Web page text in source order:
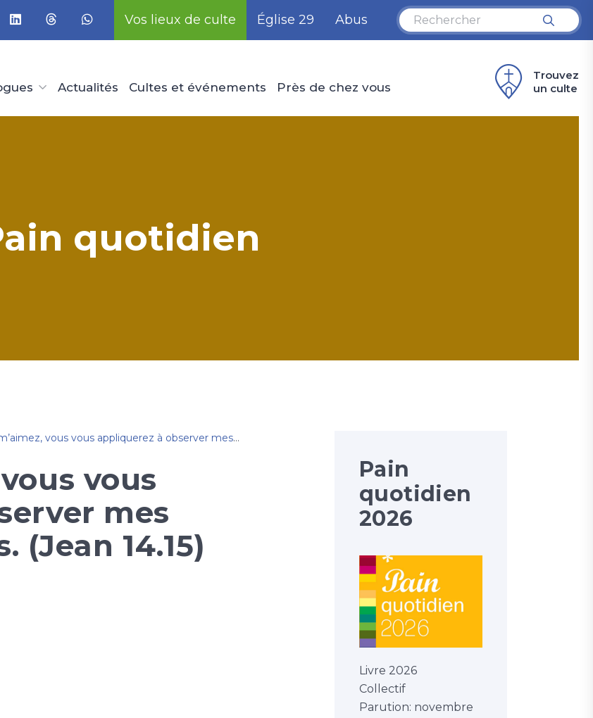
Vos lieux de culte Église 29 Abus
Actualités Cultes et événements Près de chez vous
Trouvez
un culte
quotidien
vous vous appliquerez à observer mes commandements. (Jean 14.15)
vous
mes
(Jean 14.15)
Pain
quotidien
2026
Livre 2026
Collectif
Parution: novembre